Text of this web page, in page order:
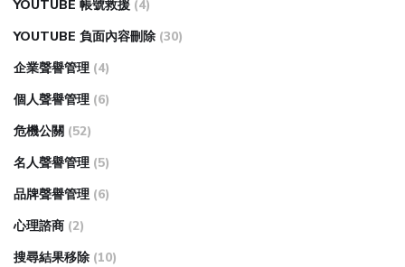
YOUTUBE 帳號救援 (4)
YOUTUBE 負面內容刪除 (30)
企業聲譽管理 (4)
個人聲譽管理 (6)
危機公關 (52)
名人聲譽管理 (5)
品牌聲譽管理 (6)
心理諮商 (2)
搜尋結果移除 (10)